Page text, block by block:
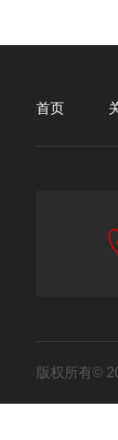
首页
版权所有©